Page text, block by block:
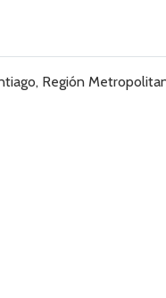
Región Metropolitana,